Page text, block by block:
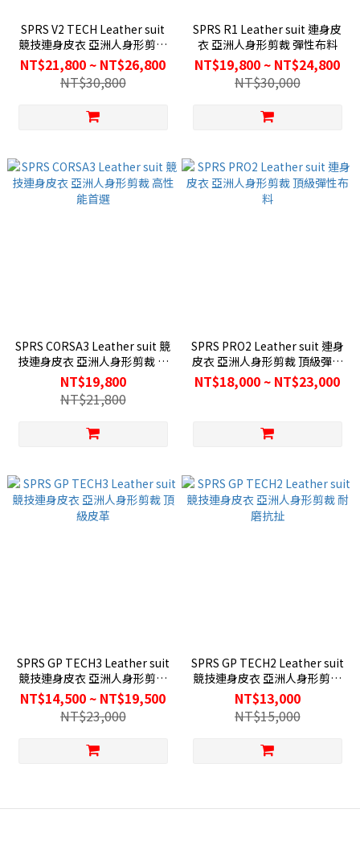
SPRS V2 TECH Leather suit
競技連身皮衣 亞洲人身形剪裁
頂級面料堅韌耐磨
NT$21,800 ~ NT$26,800
NT$30,800
SPRS R1 Leather suit 連身皮
衣 亞洲人身形剪裁 彈性布料
NT$19,800 ~ NT$24,800
NT$30,000
SPRS CORSA3 Leather suit 競
技連身皮衣 亞洲人身形剪裁 高
性能首選
NT$19,800
NT$21,800
SPRS PRO2 Leather suit 連身
皮衣 亞洲人身形剪裁 頂級彈性
布料
NT$18,000 ~ NT$23,000
SPRS GP TECH3 Leather suit
競技連身皮衣 亞洲人身形剪裁
頂級皮革
NT$14,500 ~ NT$19,500
NT$23,000
SPRS GP TECH2 Leather suit
競技連身皮衣 亞洲人身形剪裁
耐磨抗扯
NT$13,000
NT$15,000